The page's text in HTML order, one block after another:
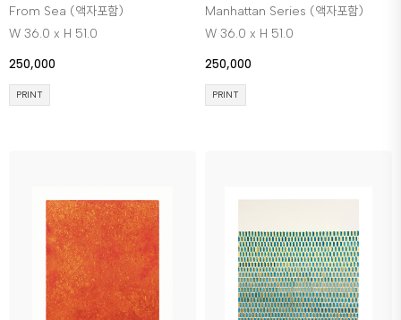
From Sea (액자포함)
W 36.0 x H 51.0
250,000
PRINT
Manhattan Series (액자포함)
W 36.0 x H 51.0
250,000
PRINT